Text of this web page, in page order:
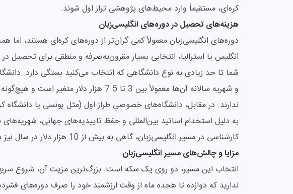
کره‌ای، مستقیماً وارد محیط‌های پژوهشی تراز اول شوند.
هزینه‌های تحصیل در دوره‌های انگلیسی‌زبان
دوره‌های انگلیسی‌زبان معمولاً کمی گران‌تر از دوره‌های کره‌ای هستند، اما
انگلیس یا استرالیا، انتخابی بسیار مقرون‌به‌صرفه و منطقی برای تحصیل
شما تا حد زیادی به نوع دانشگاهی که انتخاب می‌کنید بستگی دارد.
و شهریه سالانه آن‌ها معمولاً بین 3 تا 7.5 هزار
ندارند. در مقابل، دانشگاه‌های خصوصیِ طراز اول (مثل یونسی یا دانشگاه
به دلیل استخدام اساتید بین‌المللی و حفظ تاییدیه‌های جهانی،
کارشناسی در مسیر انگلیسی‌زبان، گاهی به بیش از 10 هزار دلار در سال نیز می‌رسد.
مزایا و چالش‌های مسیر انگلیسی‌زبان
انتخاب این مسیر، دو روی یک سکه است. بزرگ‌ترین مزیت آن، شروع
ندارید که دوازده تا هجده ماه از وقت ارزشمند خود را صرف دوره‌های